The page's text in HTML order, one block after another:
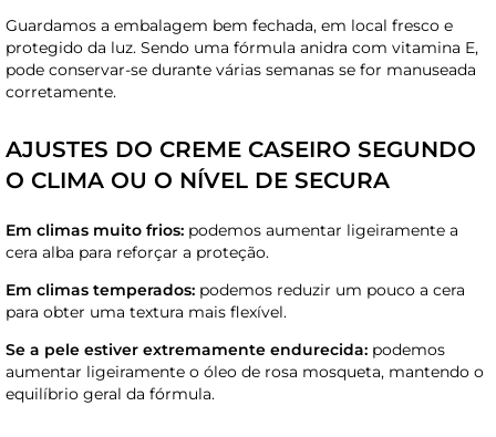
Guardamos a embalagem bem fechada, em local fresco e
protegido da luz. Sendo uma fórmula anidra com vitamina E,
pode conservar-se durante várias semanas se for manuseada
corretamente.
AJUSTES DO CREME CASEIRO SEGUNDO
O CLIMA OU O NÍVEL DE SECURA
Em climas muito frios: podemos aumentar ligeiramente a
cera alba para reforçar a proteção.
Em climas temperados: podemos reduzir um pouco a cera
para obter uma textura mais flexível.
Se a pele estiver extremamente endurecida: podemos
aumentar ligeiramente o óleo de rosa mosqueta, mantendo o
equilíbrio geral da fórmula.